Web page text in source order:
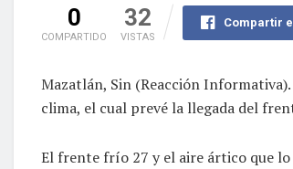
0
COMPARTIDO
32
VISTAS
Compartir
Mazatlán, Sin (Reacción
clima, el cual prevé la llegada del
El frente frío 27 y el aire ártico que